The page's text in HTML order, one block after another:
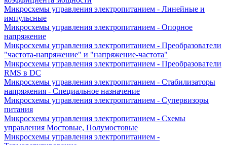
Микросхемы управления электропитанием - Линейные и
импульсные
Микросхемы управления электропитанием - Опорное
напряжение
Микросхемы управления электропитанием - Преобразователи
"частота-напряжение" и "напряжение-частота"
Микросхемы управления электропитанием - Преобразователи
RMS в DC
Микросхемы управления электропитанием - Стабилизаторы
напряжения - Специальное назначение
Микросхемы управления электропитанием - Супервизоры
питания
Микросхемы управления электропитанием - Схемы
управления Мостовые, Полумостовые
Микросхемы управления электропитанием -